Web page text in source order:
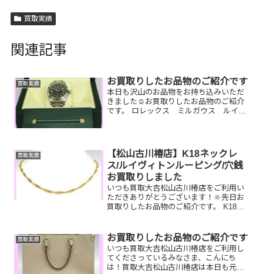
買取実績
関連記事
買取実績 お買取りしたお品物のご紹介です
本日も沢山のお品物をお持ち込みいただ
きました☺️お買取りしたお品物のご紹介
です。 ロレックス ミルガウス ルイヴ
かな…アップルウォッ...
買取実績
【松山古川椿店】K18ネックレ
ス/ルイヴィトンルーピング/穴銭
お買取りしました
いつも買取大吉松山古川椿店をご利用い
ただきありがとうございます！🔆先日お
買取りしたお品物のご紹介です。 K18ネ
か？ぜひ買取大吉松山古川椿店にお査定
させてください！💫...
買取実績 お買取りしたお品物のご紹介です
いつも買取大吉松山古川椿店をご利用し
てくださっているみなさま、こんにち
は！買取大吉松山古川椿店は本日も元気